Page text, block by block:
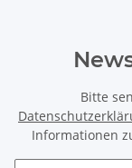
Bitte
Informationen